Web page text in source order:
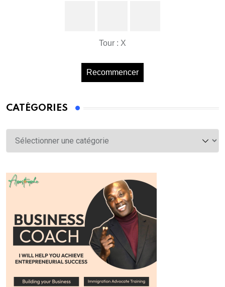
Tour : X
Recommencer
CATÉGORIES
Catégories